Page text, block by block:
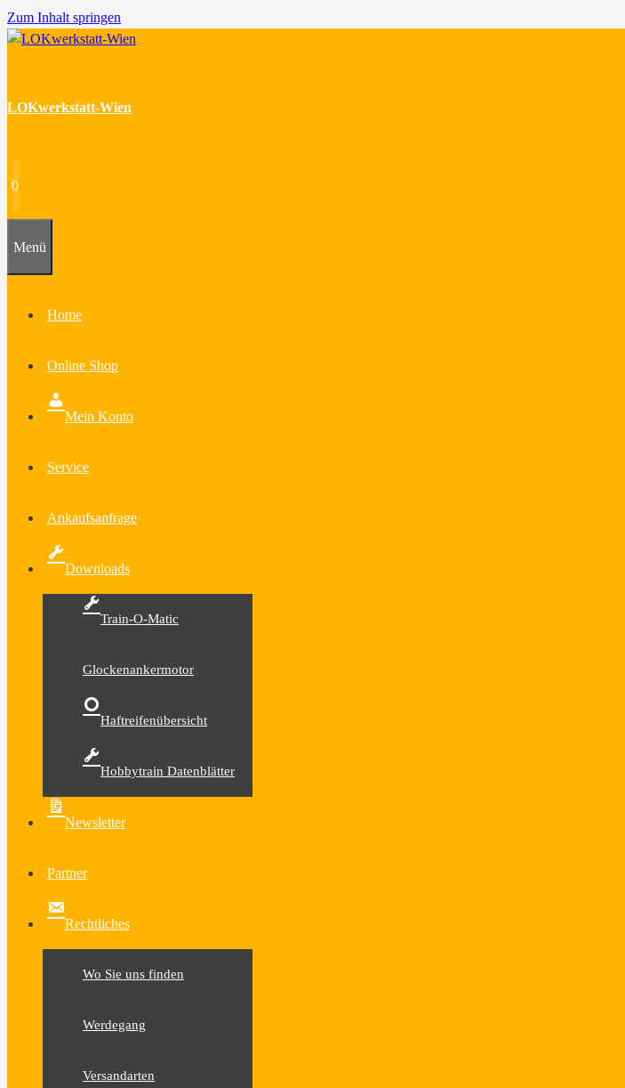
Zum Inhalt springen
LOKwerkstatt-Wien
0
Menü
Home
Online Shop
Mein Konto
Service
Ankaufsanfrage
Downloads
Train-O-Matic
Glockenankermotor
Haftreifenübersicht
Hobbytrain Datenblätter
Newsletter
Partner
Rechtliches
Wo Sie uns finden
Werdegang
Versandarten